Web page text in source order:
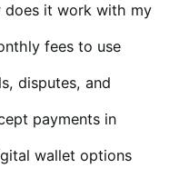
does it work with my
fees to use
disputes, and
payments in
wallet options